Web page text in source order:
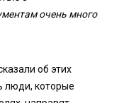
очень много
об этих
люди, которые